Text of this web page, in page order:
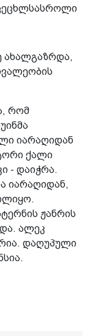
ახალგაზრდა,
რომ
იარაღიდან
ქალი
- დაიჭრა.
იარაღიდან,
ჟანრის
ალეკ
დაღუპული